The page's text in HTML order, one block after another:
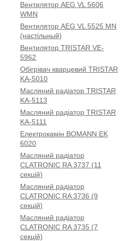
Вентилятор AEG VL 5606
WMN
Вентилятор AEG VL 5525 MN
(настільный)
Вентилятор TRISTAR VE-
5962
Обігрівач кварцевий TRISTAR
KA-5010
Масляний радіатор TRISTAR
KA-5113
Масляний радіатор TRISTAR
KA-5111
Електрокамін BOMANN EK
6020
Масляний радіатор
CLATRONIC RA 3737 (11
секцій)
Масляний радіатор
CLATRONIC RA 3736 (9
секцій)
Масляний радіатор
CLATRONIC RA 3735 (7
секцій)